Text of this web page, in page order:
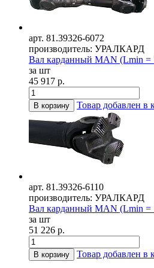
арт. 81.39326-6072
производитель: УРАЛКАРД
Вал карданный MAN (Lmin =
за шт
45 917 р.
В корзину Товар добавлен в
арт. 81.39326-6110
производитель: УРАЛКАРД
Вал карданный MAN (Lmin =
за шт
51 226 р.
В корзину Товар добавлен в